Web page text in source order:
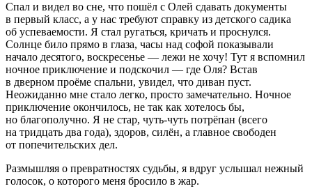
Спал и видел во сне, что пошёл с Олей сдавать документы
в первый класс, а у нас требуют справку из детского садика
об успеваемости. Я стал ругаться, кричать и проснулся.
Солнце било прямо в глаза, часы над софой показывали
начало десятого, воскресенье — лежи не хочу! Тут я вспомнил
ночное приключение и подскочил — где Оля? Встав
в дверном проёме спальни, увидел, что диван пуст.
Неожиданно мне стало легко, просто замечательно. Ночное
приключение окончилось, не так как хотелось бы,
но благополучно. Я не стар, чуть-чуть потрёпан (всего
на тридцать два года), здоров, силён, а главное свободен
от попечительских дел.
Размышляя о превратностях судьбы, я вдруг услышал нежный
голосок, о которого меня бросило в жар.